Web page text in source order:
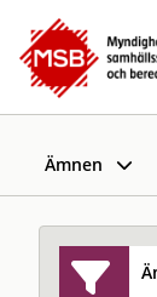
Ämnen